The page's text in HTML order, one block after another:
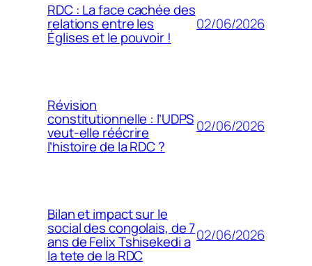
RDC : La face cachée des
relations entre les
Églises et le pouvoir !
02/06/2026
Révision
constitutionnelle : l’UDPS
veut-elle réécrire
l’histoire de la RDC ?
02/06/2026
Bilan et impact sur le
social des congolais, de 7
ans de Felix Tshisekedi a
la tete de la RDC
02/06/2026